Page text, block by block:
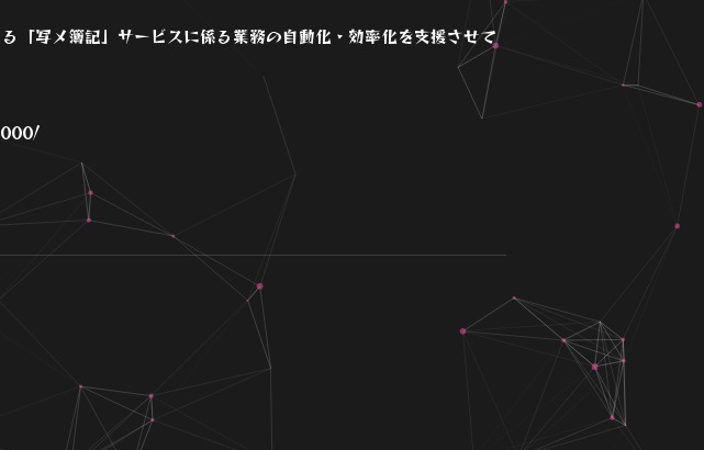
写メ簿記」サービスに係る業務の自動化・効率化を支援させて